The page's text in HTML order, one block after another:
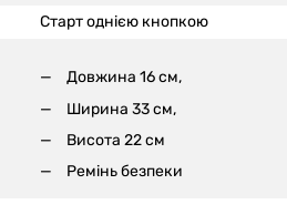
Старт однією кнопкою
Довжина 16 см,
Ширина 33 см,
Висота 22 см
Ремінь безпеки